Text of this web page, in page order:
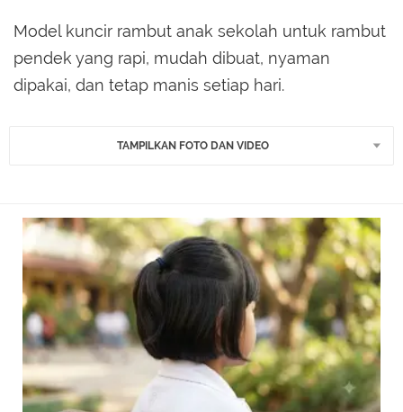
Model kuncir rambut anak sekolah untuk rambut
pendek yang rapi, mudah dibuat, nyaman
dipakai, dan tetap manis setiap hari.
TAMPILKAN FOTO DAN VIDEO